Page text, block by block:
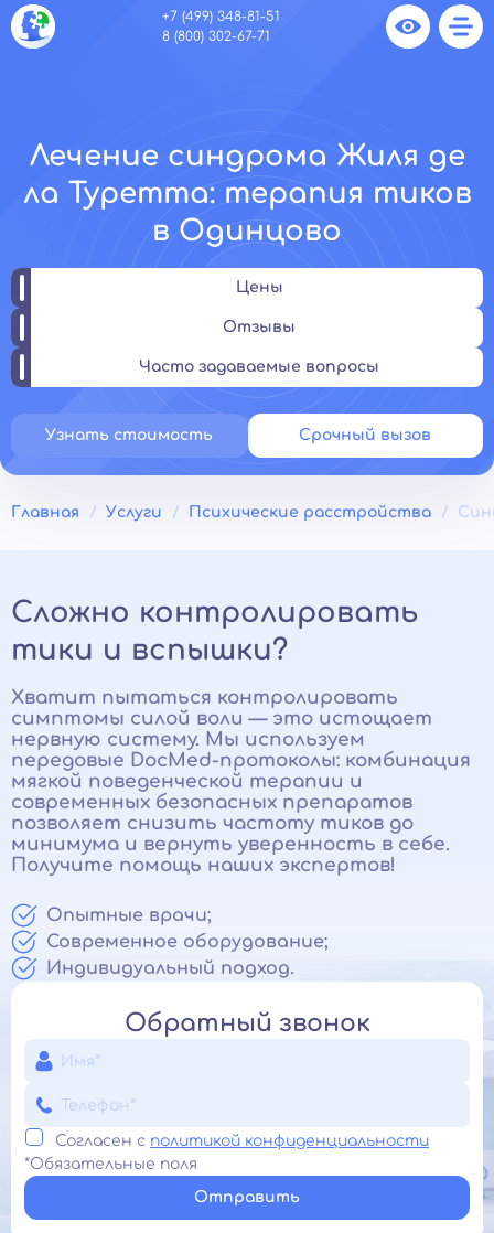
+7 (499) 348-81-51
8 (800) 302-67-71
Лечение синдрома Жиля де
ла Туретта: терапия тиков
в Одинцово
Цены
Отзывы
Часто задаваемые вопросы
Узнать стоимость Срочный вызов
Главная Услуги Психические расстройства
Сложно контролировать
тики и вспышки?
Хватит пытаться контролировать
симптомы силой воли — это истощает
нервную систему. Мы используем
передовые DocMed-протоколы: комбинация
мягкой поведенческой терапии и
современных безопасных препаратов
позволяет снизить частоту тиков до
минимума и вернуть уверенность в себе.
Получите помощь наших экспертов!
Опытные врачи;
Современное оборудование;
Индивидуальный подход.
Обратный звонок
Согласен с политикой конфиденциальности
*Обязательные поля
Отправить